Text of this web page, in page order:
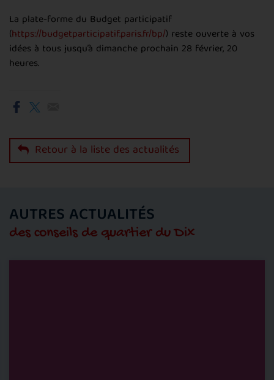
La plate-forme du Budget participatif
(https://budgetparticipatif.paris.fr/bp/) reste ouverte à vos
idées à tous jusqu’à dimanche prochain 28 février, 20
heures.
Retour à la liste des actualités
AUTRES ACTUALITÉS
des conseils de quartier du Dix